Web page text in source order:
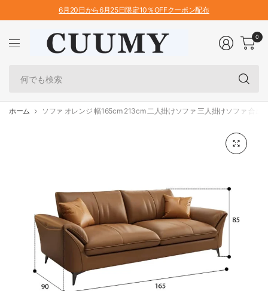
6月20日から6月25日限定10％OFFクーポン配布
0
ホーム ソファ オレンジ 幅165cm 213cm 二人掛けソファ 三人掛けソファ 合成